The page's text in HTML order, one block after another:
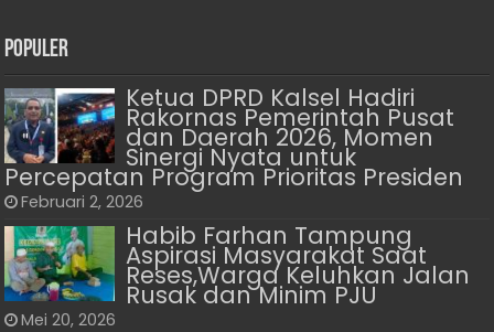
Populer
Ketua DPRD Kalsel Hadiri
Rakornas Pemerintah Pusat
dan Daerah 2026, Momen
Sinergi Nyata untuk
Percepatan Program Prioritas Presiden
Februari 2, 2026
Habib Farhan Tampung
Aspirasi Masyarakat Saat
Reses,Warga Keluhkan Jalan
Rusak dan Minim PJU
Mei 20, 2026